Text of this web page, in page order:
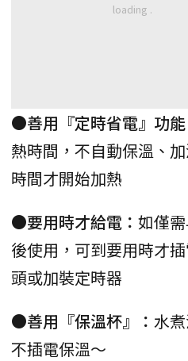
●善用『定時省電』功能
熱時間，不自動保溫、
時間才開始加熱
●要用時才給電： 如僅
後使用，可到要用時才
頭或加裝定時器
●善用『保溫杯』： 水
不插電保溫～